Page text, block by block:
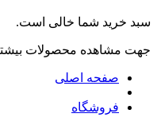
سبد خرید شما خالی است.
جهت مشاهده محصولات
صفحه اصلی
فروشگاه